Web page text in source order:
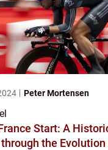
Peter Mortensen
Start: A
the Evolution